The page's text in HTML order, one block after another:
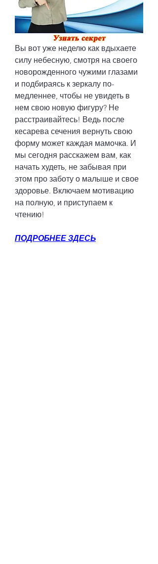
Вы вот уже неделю как вдыхаете
силу небесную, смотря на своего
новорожденного чужими глазами
и подбираясь к зеркалу по-
медленнее, чтобы не увидеть в
нем свою новую фигуру? Не
расстраивайтесь! Ведь после
кесарева сечения вернуть свою
форму может каждая мамочка. И
мы сегодня расскажем вам, как
начать худеть, не забывая при
этом про заботу о малыше и свое
здоровье. Включаем мотивацию
на полную, и приступаем к
чтению!
ПОДРОБНЕЕ ЗДЕСЬ